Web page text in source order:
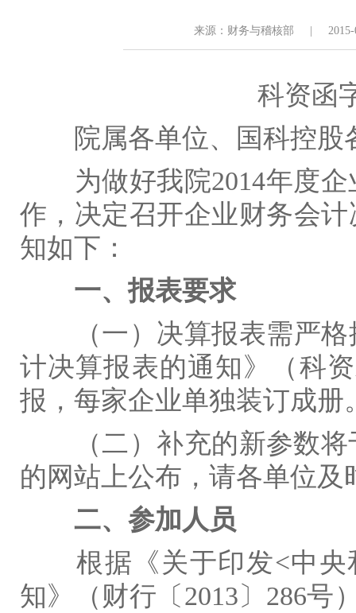
来源：财务与稽核部
科资函
院属各单位、
国科控股
为做好我院2014年度企
作，决定召开企业财务会
知如下：
一、报表要求
（一）决算报表需严
计决算报表的通知》（科
报，每家企业单独装订成册
（二）补充的新参数将
的网站上公布，请各单位
二、参加人员
根据《关于印发<中央
知》（财行〔 2013 〕 286号